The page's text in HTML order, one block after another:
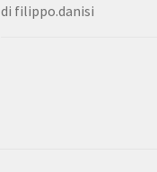
Valutato5su
di filippo.danisi